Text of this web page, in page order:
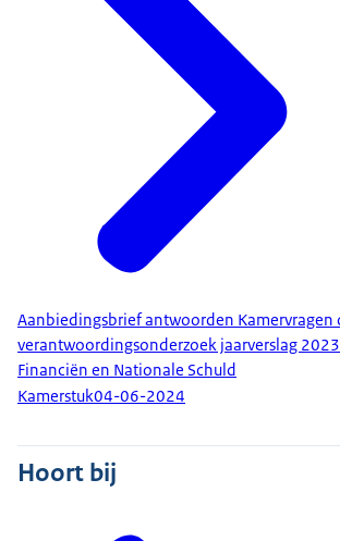
Aanbiedingsbrief antwoorden Kamervragen
verantwoordingsonderzoek jaarverslag
Financiën en Nationale Schuld
Kamerstuk04-06-2024
Hoort bij